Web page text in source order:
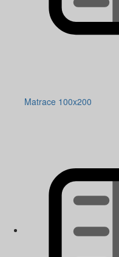
Matrace 100x200